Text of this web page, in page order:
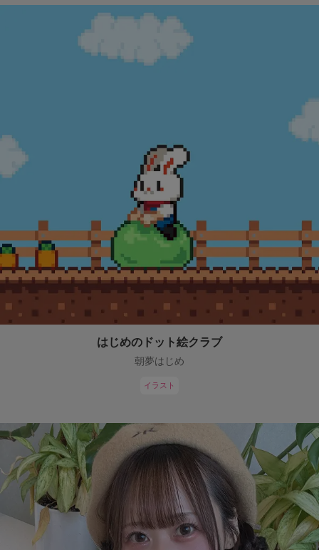
はじめのドット絵クラブ
朝夢はじめ
イラスト